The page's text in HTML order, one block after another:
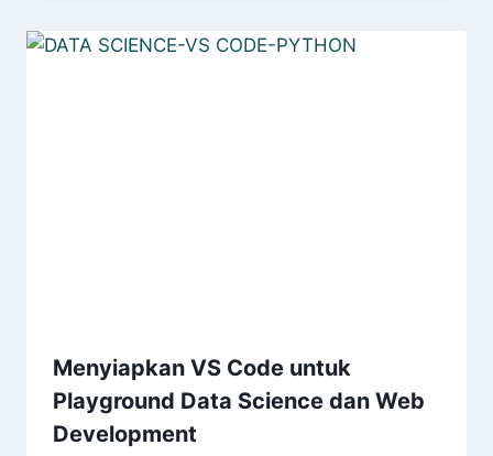
Menyiapkan VS Code untuk
Playground Data Science dan Web
Development